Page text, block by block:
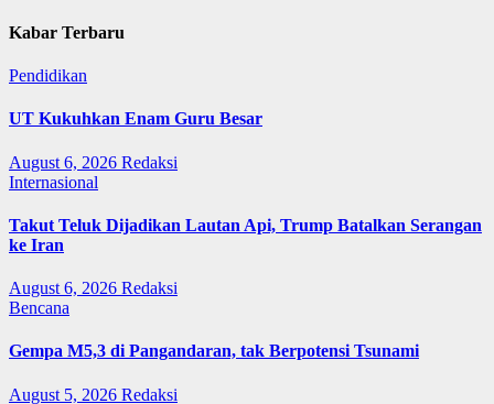
Kabar Terbaru
Pendidikan
UT Kukuhkan Enam Guru Besar
August 6, 2026 Redaksi
Internasional
Takut Teluk Dijadikan Lautan Api, Trump Batalkan Serangan
ke Iran
August 6, 2026 Redaksi
Bencana
Gempa M5,3 di Pangandaran, tak Berpotensi Tsunami
August 5, 2026 Redaksi